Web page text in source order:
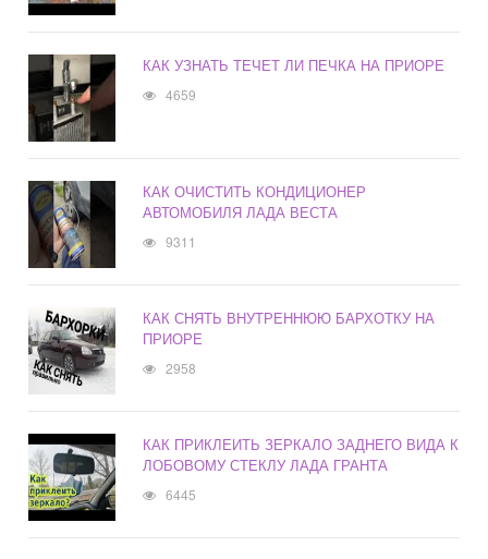
КАК УЗНАТЬ ТЕЧЕТ ЛИ ПЕЧКА НА ПРИОРЕ
4659
КАК ОЧИСТИТЬ КОНДИЦИОНЕР
АВТОМОБИЛЯ ЛАДА ВЕСТА
9311
КАК СНЯТЬ ВНУТРЕННЮЮ БАРХОТКУ НА
ПРИОРЕ
2958
КАК ПРИКЛЕИТЬ ЗЕРКАЛО ЗАДНЕГО ВИДА К
ЛОБОВОМУ СТЕКЛУ ЛАДА ГРАНТА
6445